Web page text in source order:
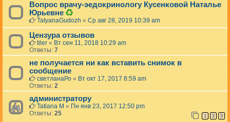
Вопрос врачу-эедокринологу Кусенковой Наталье
Юрьевне
а
н
н
а
т
е
а
ы
л
а
TatyanaGudozh « Ср авг 28, 2019 10:39 am
Цензура отзывов
tiler « Вт сен 11, 2018 10:29 am
Ответы: 7
не получается ни как вставить снимок в
сообщение
светланаРо « Вт окт 17, 2017 8:59 am
Ответы: 2
администратору
Tatiana M « Пн янв 23, 2017 12:50 pm
Ответы: 25 1 2 3